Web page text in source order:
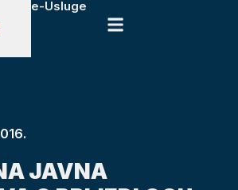
e-Usluge
JAVNA